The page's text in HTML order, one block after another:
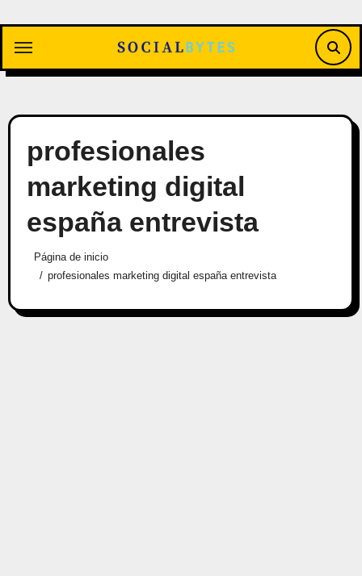
contenido
profesionales
marketing digital
españa entrevista
Página de inicio
profesionales marketing digital españa entrevista